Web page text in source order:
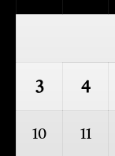
3 4
10 11